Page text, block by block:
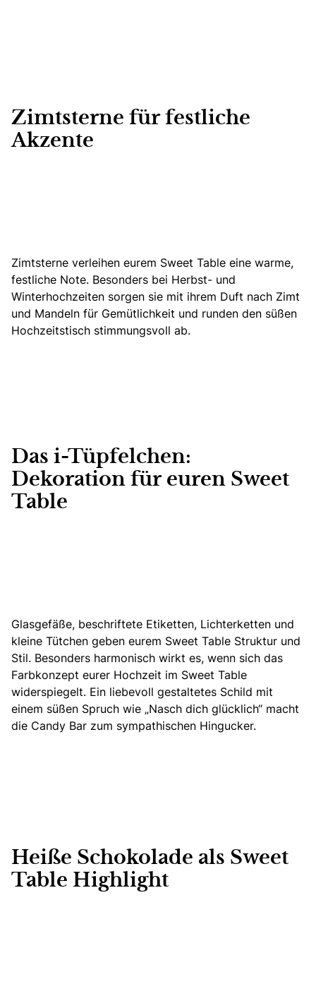
Zimtsterne für festliche
Akzente
Zimtsterne verleihen eurem Sweet Table eine warme,
festliche Note. Besonders bei Herbst- und
Winterhochzeiten sorgen sie mit ihrem Duft nach Zimt
und Mandeln für Gemütlichkeit und runden den süßen
Hochzeitstisch stimmungsvoll ab.
Das i-Tüpfelchen:
Dekoration für euren Sweet
Table
Glasgefäße, beschriftete Etiketten, Lichterketten und
kleine Tütchen geben eurem Sweet Table Struktur und
Stil. Besonders harmonisch wirkt es, wenn sich das
Farbkonzept eurer Hochzeit im Sweet Table
widerspiegelt. Ein liebevoll gestaltetes Schild mit
einem süßen Spruch wie „Nasch dich glücklich“ macht
die Candy Bar zum sympathischen Hingucker.
Heiße Schokolade als Sweet
Table Highlight